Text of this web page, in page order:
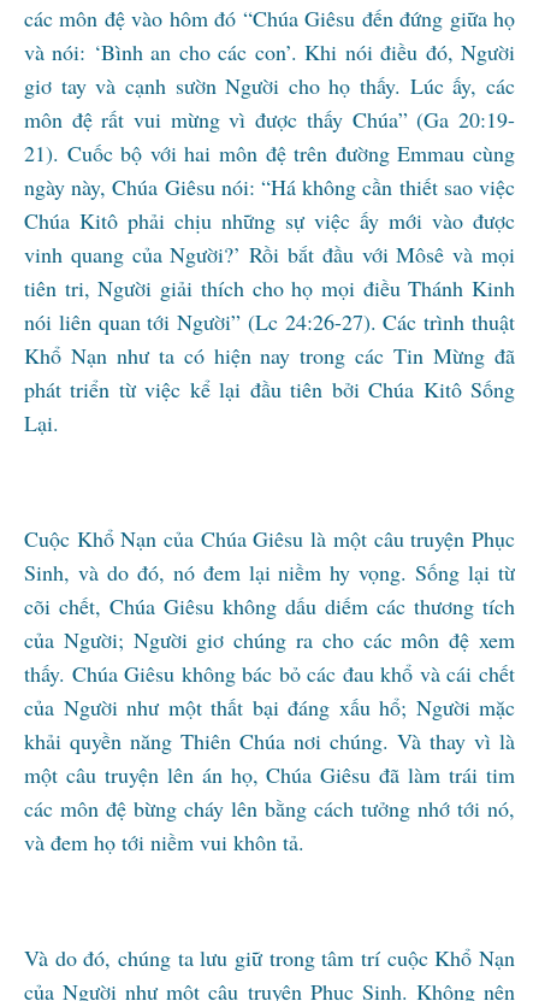
các môn đệ vào hôm đó “Chúa Giêsu đến đứng giữa họ
và nói: ‘Bình an cho các con’. Khi nói điều đó, Người
giơ tay và cạnh sườn Người cho họ thấy. Lúc ấy, các
môn đệ rất vui mừng vì được thấy Chúa” (Ga 20:19-
21). Cuốc bộ với hai môn đệ trên đường Emmau cùng
ngày này, Chúa Giêsu nói: “Há không cần thiết sao việc
Chúa Kitô phải chịu những sự việc ấy mới vào được
vinh quang của Người?’ Rồi bắt đầu với Môsê và mọi
tiên tri, Người giải thích cho họ mọi điều Thánh Kinh
nói liên quan tới Người” (Lc 24:26-27). Các trình thuật
Khổ Nạn như ta có hiện nay trong các Tin Mừng đã
phát triển từ việc kể lại đầu tiên bởi Chúa Kitô Sống
Lại.
Cuộc Khổ Nạn của Chúa Giêsu là một câu truyện Phục
Sinh, và do đó, nó đem lại niềm hy vọng. Sống lại từ
cõi chết, Chúa Giêsu không dấu diếm các thương tích
của Người; Người giơ chúng ra cho các môn đệ xem
thấy. Chúa Giêsu không bác bỏ các đau khổ và cái chết
của Người như một thất bại đáng xấu hổ; Người mặc
khải quyền năng Thiên Chúa nơi chúng. Và thay vì là
một câu truyện lên án họ, Chúa Giêsu đã làm trái tim
các môn đệ bừng cháy lên bằng cách tưởng nhớ tới nó,
và đem họ tới niềm vui khôn tả.
Và do đó, chúng ta lưu giữ trong tâm trí cuộc Khổ Nạn
của Người như một câu truyện Phục Sinh. Không nên